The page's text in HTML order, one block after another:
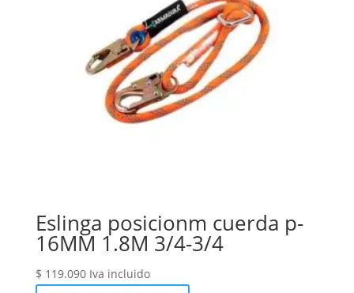
Eslinga posicionm cuerda p-
16MM 1.8M 3/4-3/4
$ 119.090 Iva incluido